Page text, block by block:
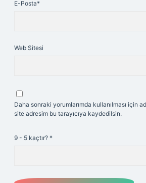
E-Posta*
Web Sitesi
Daha sonraki yorumlarımda kullanılması için
site adresim bu tarayıcıya kaydedilsin.
9 - 5 kaçtır? *